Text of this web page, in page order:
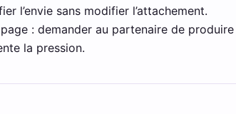
l’envie sans modifier l’attachement.
: demander au partenaire de
la pression.